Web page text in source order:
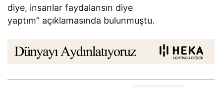
diye, insanlar faydalansın diye
yaptım” açıklamasında bulunmuştu.